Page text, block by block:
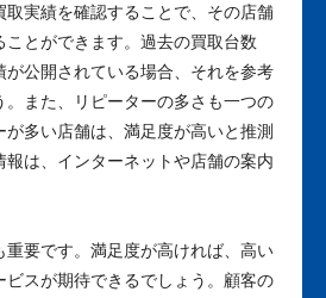
取実績を確認することで、その店舗
とができます。過去の買取台数
が公開されている場合、それを参考
。また、リピーターの多さも一つの
多い店舗は、満足度が高いと推測
報は、インターネットや店舗の案内
重要です。満足度が高ければ、高い
ビスが期待できるでしょう。顧客の